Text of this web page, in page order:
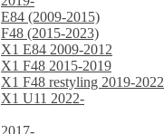
E84 (2009-2015)
F48 (2015-2023)
X1 E84 2009-2012
X1 F48 2015-2019
X1 F48 restyling 2019-2022
X1 U11 2022-
2017-